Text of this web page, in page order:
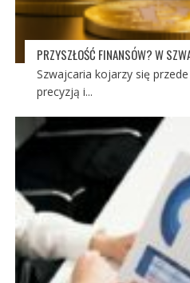
PRZYSZŁOŚĆ FINANSÓW? W
Szwajcaria kojarzy się
precyzją i...